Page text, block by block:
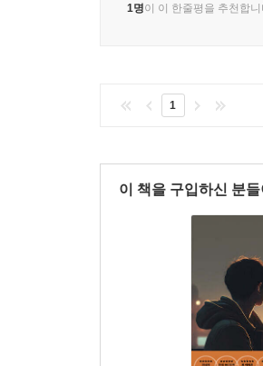
1명이 이 한줄평을 추천합니
1
이 책을 구입하신 분